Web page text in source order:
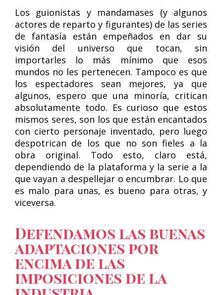
Los guionistas y mandamases (y algunos
actores de reparto y figurantes) de las series
de fantasía están empeñados en dar su
visión del universo que tocan, sin
importarles lo más mínimo que esos
mundos no les pertenecen. Tampoco es que
los espectadores sean mejores, ya que
algunos, espero que una minoría, critican
absolutamente todo. Es curioso que estos
mismos seres, son los que están encantados
con cierto personaje inventado, pero luego
despotrican de los que no son fieles a la
obra original. Todo esto, claro está,
dependiendo de la plataforma y la serie a la
que vayan a despellejar o encumbrar. Lo que
es malo para unas, es bueno para otras, y
viceversa.
Defendamos las buenas
adaptaciones por
encima de las
imposiciones de la